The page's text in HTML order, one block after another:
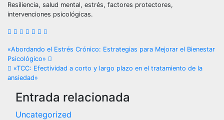
Resiliencia, salud mental, estrés, factores protectores,
intervenciones psicológicas.
Navegación
de
entradas
«Abordando el Estrés Crónico: Estrategias para Mejorar el Bienestar
Psicológico»
«TCC: Efectividad a corto y largo plazo en el tratamiento de la
ansiedad»
Entrada relacionada
Uncategorized